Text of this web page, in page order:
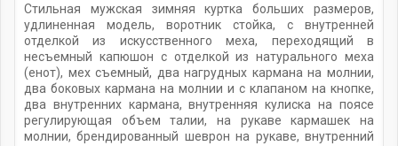
Стильная мужская зимняя куртка больших размеров,
удлиненная модель, воротник стойка, с внутренней
отделкой из искусственного меха, переходящий в
несъемный капюшон с отделкой из натурального меха
(енот), мех съемный, два нагрудных кармана на молнии,
два боковых кармана на молнии и с клапаном на кнопке,
два внутренних кармана, внутренняя кулиска на поясе
регулирующая объем талии, на рукаве кармашек на
молнии, брендированный шеврон на рукаве, внутренний